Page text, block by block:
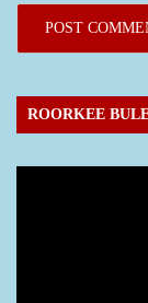
ROORKEE